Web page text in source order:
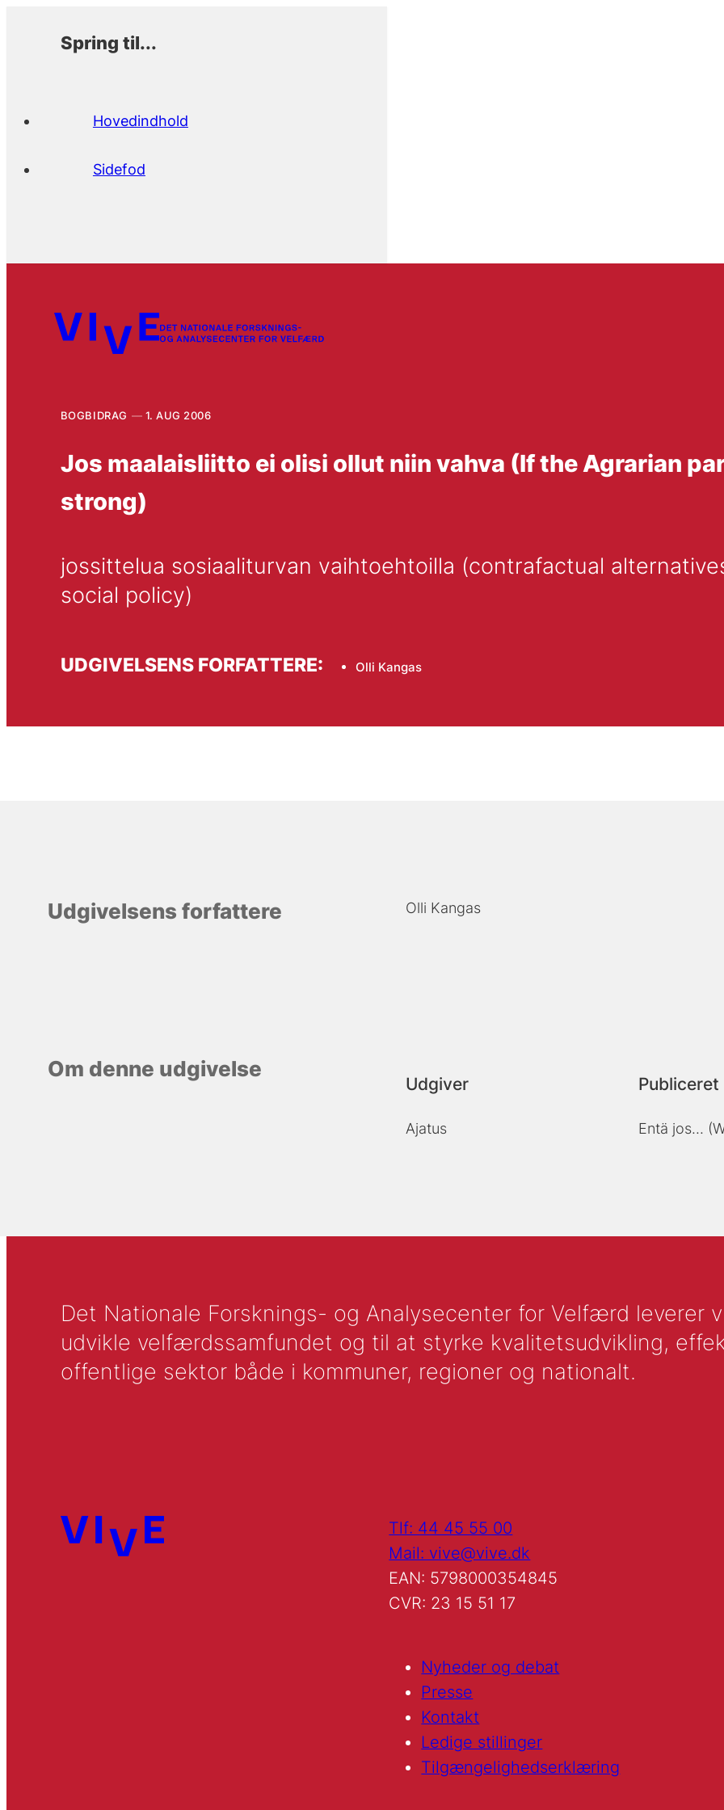
Spring til...
Hovedindhold
Sidefod
BOGBIDRAG 1. AUG 2006
Jos maalaisliitto ei olisi ollut niin vahva (If the Agrarian
strong)
jossittelua sosiaaliturvan vaihtoehtoilla (contrafactual
social policy)
UDGIVELSENS FORFATTERE: Olli Kangas
Udgivelsens forfattere Olli Kangas
Om denne udgivelse
Udgiver
Ajatus
Publiceret
Entä jos...
Det Nationale Forsknings- og Analysecenter for Velfærd leverer
udvikle velfærdssamfundet og til at styrke kvalitetsudvikling,
offentlige sektor både i kommuner, regioner og nationalt.
Tlf: 44 45 55 00
Mail: vive@vive.dk
EAN: 5798000354845
CVR: 23 15 51 17
Nyheder og debat
Presse
Kontakt
Ledige stillinger
Tilgængelighedserklæring